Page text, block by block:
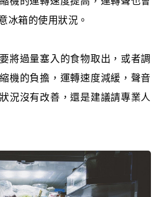
冰箱的使用狀況。
將過量塞入的食物取出，或者調
機的負擔，運轉速度減緩，聲音
況沒有改善，還是建議請專業人